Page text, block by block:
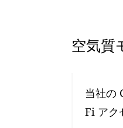
空気質
当社の
Fi アク